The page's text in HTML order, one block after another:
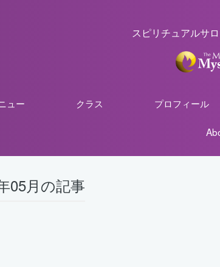
スピリチュアルサ
ュー クラス プロフィール
05月の記事